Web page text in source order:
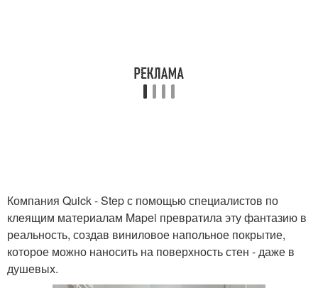
Компания Quick - Step с помощью специалистов по
клеящим материалам Mapei превратила эту фантазию в
реальность, создав виниловое напольное покрытие,
которое можно наносить на поверхность стен - даже в
душевых.